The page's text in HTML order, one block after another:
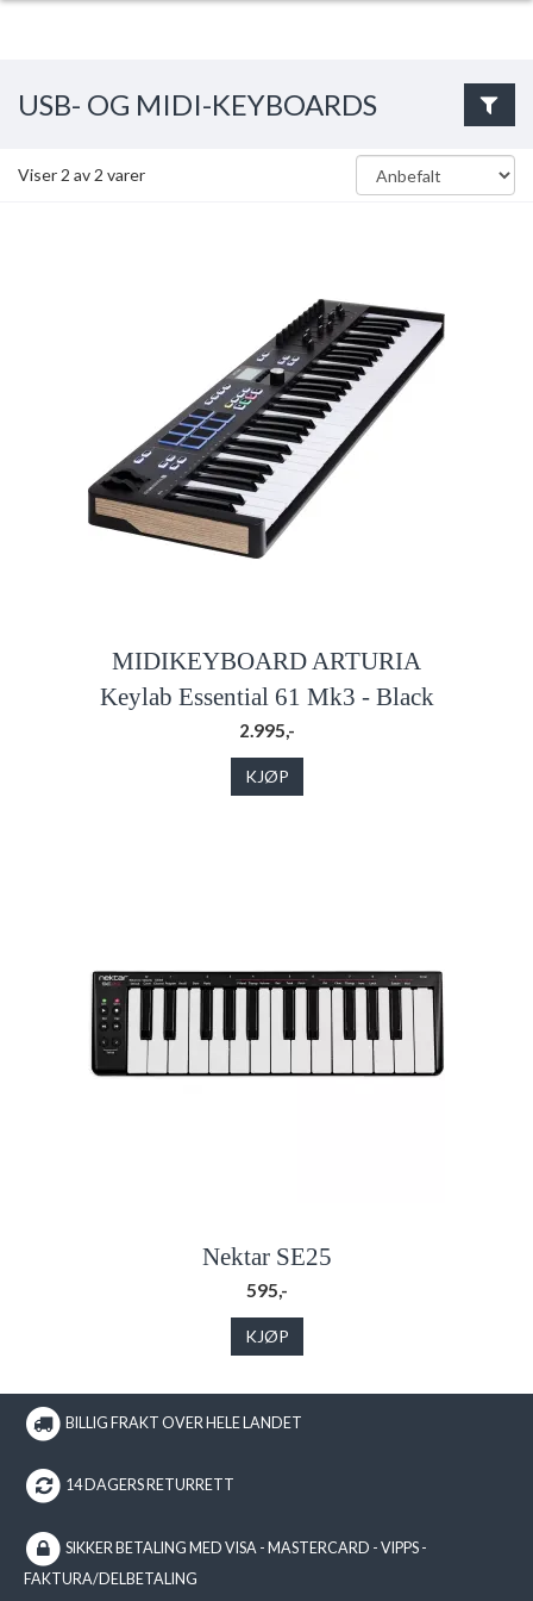
USB- OG MIDI-KEYBOARDS
Viser 2 av 2 varer
MIDIKEYBOARD ARTURIA
Keylab Essential 61 Mk3 - Black
2.995,-
KJØP
Nektar SE25
595,-
KJØP
BILLIG FRAKT OVER HELE LANDET
14 DAGERS RETURRETT
SIKKER BETALING MED VISA - MASTERCARD - VIPPS -
FAKTURA/DELBETALING